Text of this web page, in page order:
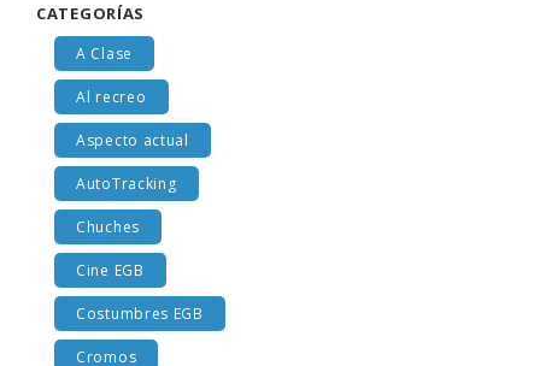
CATEGORÍAS
A Clase
Al recreo
Aspecto actual
AutoTracking
Chuches
Cine EGB
Costumbres EGB
Cromos